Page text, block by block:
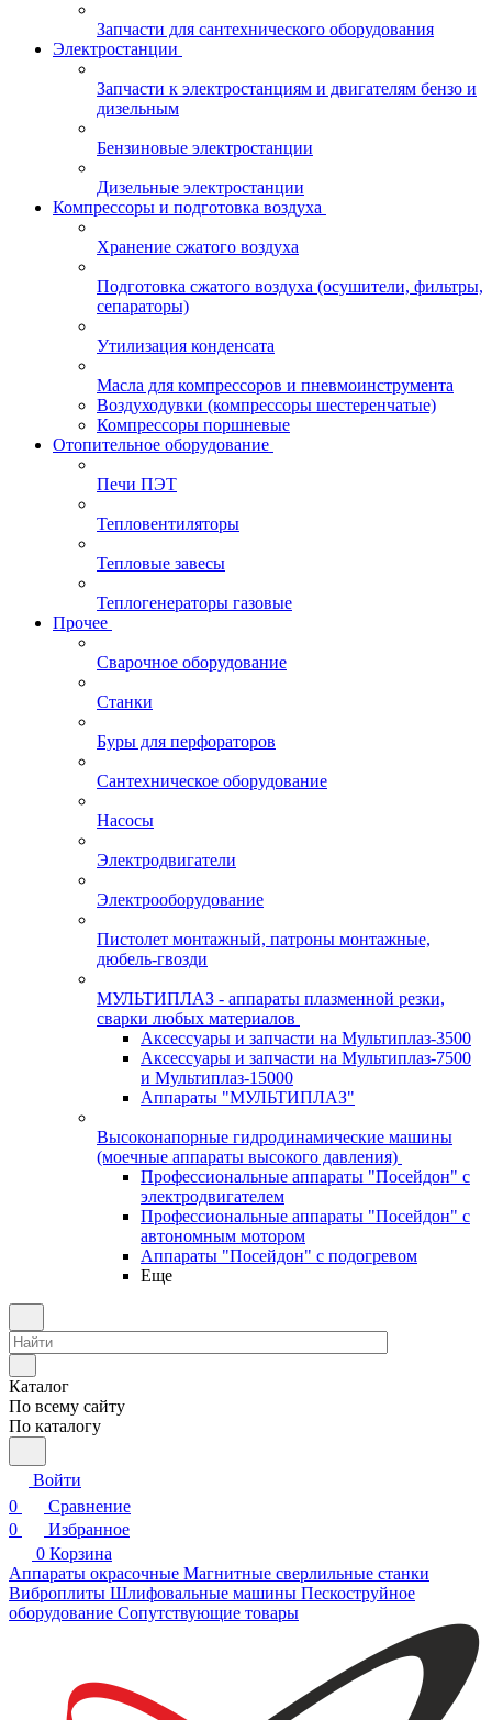
Запчасти для сантехнического оборудования
Электростанции
Запчасти к электростанциям и двигателям бензо и
дизельным
Бензиновые электростанции
Дизельные электростанции
Компрессоры и подготовка воздуха
Хранение сжатого воздуха
Подготовка сжатого воздуха (осушители, фильтры,
сепараторы)
Утилизация конденсата
Масла для компрессоров и пневмоинструмента
Воздуходувки (компрессоры шестеренчатые)
Компрессоры поршневые
Отопительное оборудование
Печи ПЭТ
Тепловентиляторы
Тепловые завесы
Теплогенераторы газовые
Прочее
Сварочное оборудование
Станки
Буры для перфораторов
Сантехническое оборудование
Насосы
Электродвигатели
Электрооборудование
Пистолет монтажный, патроны монтажные,
дюбель-гвозди
МУЛЬТИПЛАЗ - аппараты плазменной резки,
сварки любых материалов
Аксессуары и запчасти на Мультиплаз-3500
Аксессуары и запчасти на Мультиплаз-7500
и Мультиплаз-15000
Аппараты "МУЛЬТИПЛАЗ"
Высоконапорные гидродинамические машины
(моечные аппараты высокого давления)
Профессиональные аппараты "Посейдон" с
электродвигателем
Профессиональные аппараты "Посейдон" с
автономным мотором
Аппараты "Посейдон" с подогревом
Еще
Каталог
По всему сайту
По каталогу
Войти
0
Сравнение
0
Избранное
0 Корзина
Аппараты окрасочные Магнитные сверлильные станки
Виброплиты Шлифовальные машины Пескоструйное
оборудование Сопутствующие товары